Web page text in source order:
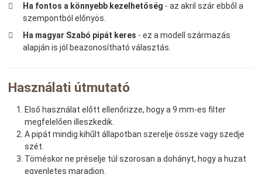
Ha fontos a könnyebb kezelhetőség - az akril szár ebből a
szempontból előnyös.
Ha magyar Szabó pipát keres - ez a modell származás
alapján is jól beazonosítható választás.
Használati útmutató
Első használat előtt ellenőrizze, hogy a 9 mm-es filter
megfelelően illeszkedik.
A pipát mindig kihűlt állapotban szerelje össze vagy szedje
szét.
Töméskor ne préselje túl szorosan a dohányt, hogy a huzat
egyenletes maradjon.